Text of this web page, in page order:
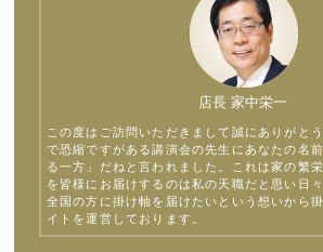
店長 家中栄一
この度はご訪問いただきまして誠にありがと
で恐縮ですがある講演会の先生にあなたの名
る一方」だねと言われました。これは家の繁
を皆様にお届けするのは私の天職だと思い日
全国の方に掛け軸を届けたいという想いから
イトを運営しております。